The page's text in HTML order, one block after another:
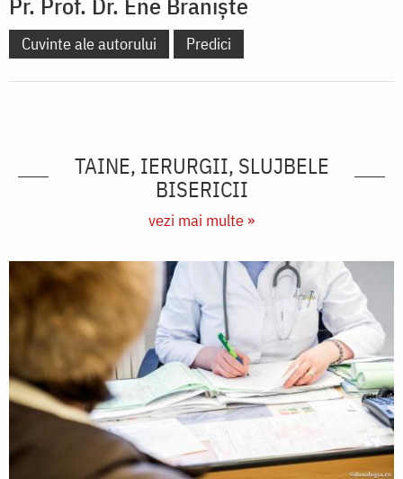
Cuvinte ale autorului Predici
TAINE, IERURGII, SLUJBELE
BISERICII
vezi mai multe »